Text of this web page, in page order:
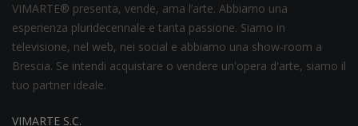
VIMARTE® presenta, vende, ama l’arte. Abbiamo una
esperienza pluridecennale e tanta passione. Siamo in
televisione, nel web, nei social e abbiamo una show-room a
Brescia. Se intendi acquistare o vendere un'opera d'arte, siamo il
tuo partner ideale.
VIMARTE S.C.